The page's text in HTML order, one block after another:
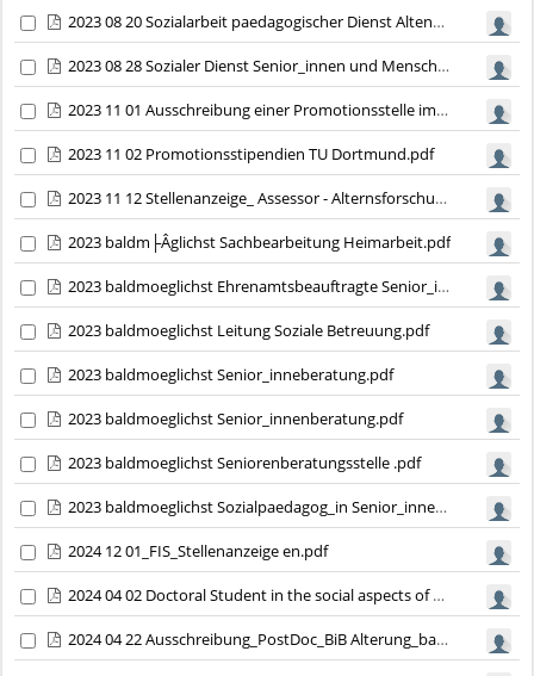
2023 08 20 Sozialarbeit paedagogischer Dienst Altenhilfe.pdf
2023 08 28 Sozialer Dienst Senior_innen und Menschen mit Migrationshintergrund.pdf
2023 11 01 Ausschreibung einer Promotionsstelle im...ing Transitions (Deadline_ 01.11.pdf
2023 11 02 Promotionsstipendien TU Dortmund.pdf
2023 11 12 Stellenanzeige_ Assessor - Alternsforschung.pdf
2023 baldm├Âglichst Sachbearbeitung Heimarbeit.pdf
2023 baldmoeglichst Ehrenamtsbeauftragte Senior_innenarbeit.pdf
2023 baldmoeglichst Leitung Soziale Betreuung.pdf
2023 baldmoeglichst Senior_inneberatung.pdf
2023 baldmoeglichst Senior_innenberatung.pdf
2023 baldmoeglichst Seniorenberatungsstelle .pdf
2023 baldmoeglichst Sozialpaedagog_in Senior_innenberatung.pdf
2024 12 01_FIS_Stellenanzeige en.pdf
2024 04 02 Doctoral Student in the social aspects of AI LUT University Finland.pdf
2024 04 22 Ausschreibung_PostDoc_BiB Alterung_barrierearm.pdf